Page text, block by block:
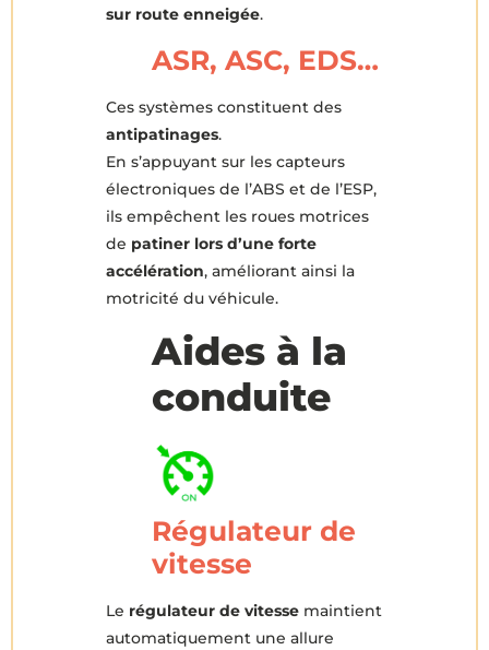
sur route enneigée.
ASR, ASC, EDS…
Ces systèmes constituent des
antipatinages.
En s’appuyant sur les capteurs
électroniques de l’ABS et de l’ESP,
ils empêchent les roues motrices
de patiner lors d’une forte
accélération, améliorant ainsi la
motricité du véhicule.
Aides à la
conduite
Régulateur de
vitesse
Le régulateur de vitesse maintient
automatiquement une allure